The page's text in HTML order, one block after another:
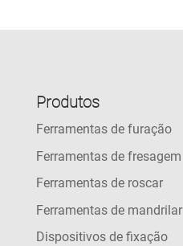
Produtos
Ferramentas de furação
Ferramentas de fresagem
Ferramentas de roscar
Ferramentas de mandrilar
Dispositivos de fixação